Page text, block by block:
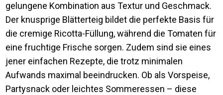
gelungene Kombination aus Textur und Geschmack.
Der knusprige Blätterteig bildet die perfekte Basis für
die cremige Ricotta-Füllung, während die Tomaten für
eine fruchtige Frische sorgen. Zudem sind sie eines
jener einfachen Rezepte, die trotz minimalen
Aufwands maximal beeindrucken. Ob als Vorspeise,
Partysnack oder leichtes Sommeressen – diese